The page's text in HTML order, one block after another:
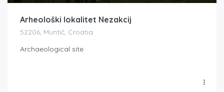
Arheološki lokalitet Nezakcij
52206, Muntić, Croatia
Archaeological site